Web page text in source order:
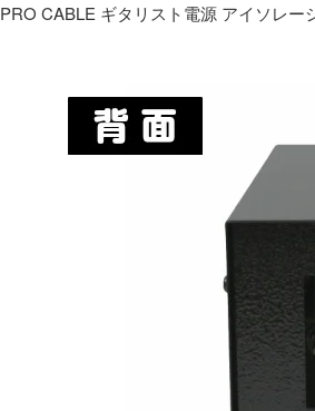
PRO CABLE ギタリスト電源 アイソレー